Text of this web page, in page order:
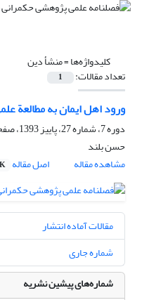
کلیدواژه‌ها =منشأ دین
تعداد مقالات: 1
ورود اهل ایمان به مطالعة
دوره 7، شماره 27، پاییز 1393، صفحه
حسن بلند
مشاهده مقاله
اصل مقاله
مقالات آماده انتشار
شماره جاری
شماره‌های پیشین نشریه